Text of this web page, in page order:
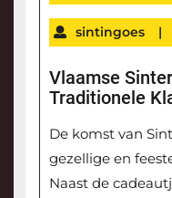
sintingoes |
Vlaamse
Traditionele
De komst van
gezellige en
Naast de